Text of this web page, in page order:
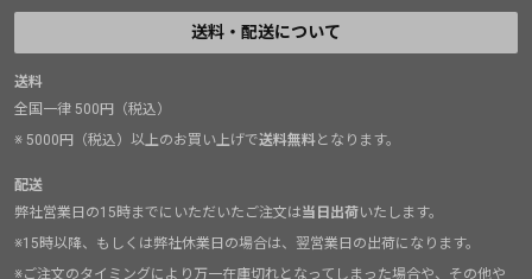
送料・配送について
送料
全国一律 500円（税込）
※ 5000円（税込）以上のお買い上げで送料無料となります。
配送
弊社営業日の15時までにいただいたご注文は当日出荷いたします。
※15時以降、もしくは弊社休業日の場合は、翌営業日の出荷になります。
※ご注文のタイミングにより万一在庫切れとなってしまった場合や、その他や